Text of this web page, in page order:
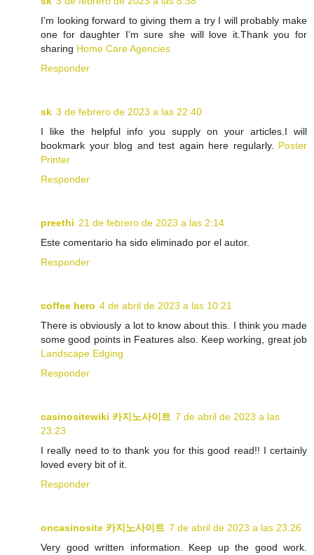
I’m looking forward to giving them a try I will probably make
one for daughter I’m sure she will love it.Thank you for
sharing Home Care Agencies
Responder
sk 3 de febrero de 2023 a las 22:40
I like the helpful info you supply on your articles.I will
bookmark your blog and test again here regularly. Poster
Printer
Responder
preethi 21 de febrero de 2023 a las 2:14
Este comentario ha sido eliminado por el autor.
Responder
coffee hero 4 de abril de 2023 a las 10:21
There is obviously a lot to know about this. I think you made
some good points in Features also. Keep working, great job
Landscape Edging
Responder
casinositewiki 카지노사이트 7 de abril de 2023 a las
23:23
I really need to to thank you for this good read!! I certainly
loved every bit of it.
Responder
oncasinosite 카지노사이트 7 de abril de 2023 a las 23:26
Very good written information. Keep up the good work.